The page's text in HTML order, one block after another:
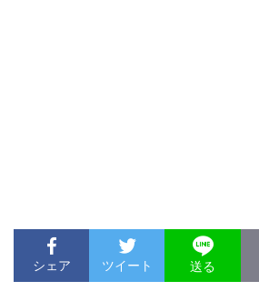
シェア ツイート 送る